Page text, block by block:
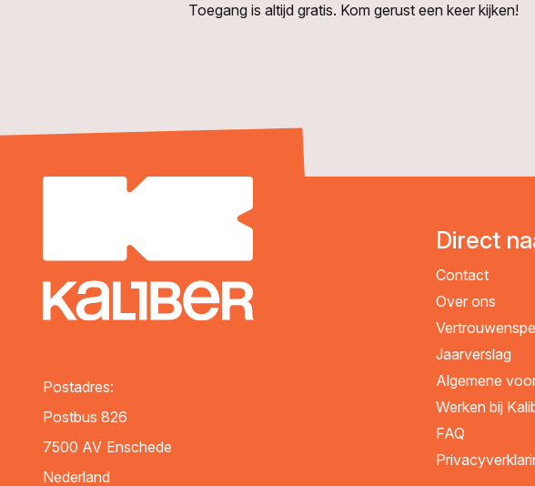
Toegang is altijd gratis. Kom gerust een keer kijken!
Postadres:
Postbus 826
7500 AV Enschede
Nederland
Direct
Contact
Over ons
Jaarverslag
Algemene
Werken bij
FAQ